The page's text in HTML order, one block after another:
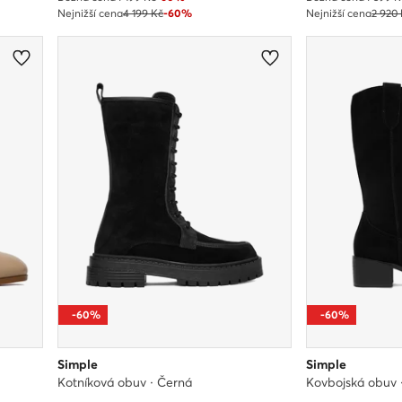
Nejnižší cena4 199 Kč-60%
Nejnižší cena2 920
-60%
Simple
Kotníková obuv · Černá
-60%
Simple
Kovbojská obuv